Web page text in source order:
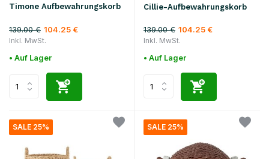
Timone Aufbewahrungskorb
139.00 € 104.25 €
Inkl. MwSt.
• Auf Lager
Cillie-Aufbewahrungskorb
139.00 € 104.25 €
Inkl. MwSt.
• Auf Lager
SALE 25% SALE 25%